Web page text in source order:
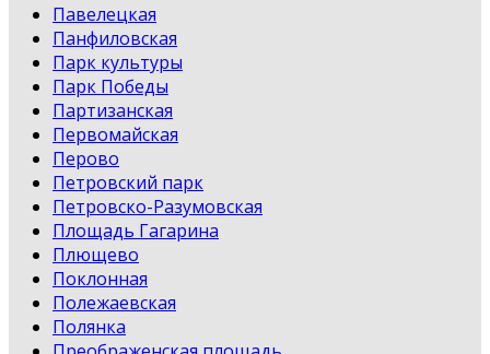
Павелецкая
Панфиловская
Парк культуры
Парк Победы
Партизанская
Первомайская
Перово
Петровский парк
Петровско-Разумовская
Площадь Гагарина
Плющево
Поклонная
Полежаевская
Полянка